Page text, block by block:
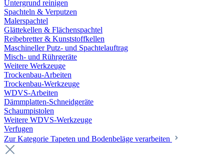
Untergrund reinigen
Spachteln & Verputzen
Malerspachtel
Glättekellen & Flächenspachtel
Reibebretter & Kunststoffkellen
Maschineller Putz- und Spachtelauftrag
Misch- und Rührgeräte
Weitere Werkzeuge
Trockenbau-Arbeiten
Trockenbau-Werkzeuge
WDVS-Arbeiten
Dämmplatten-Schneidgeräte
Schaumpistolen
Weitere WDVS-Werkzeuge
Verfugen
Zur Kategorie Tapeten und Bodenbeläge verarbeiten